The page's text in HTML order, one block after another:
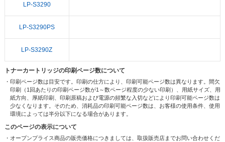
LP-S3290
LP-S3290PS
LP-S3290Z
トナーカートリッジの印刷ページ数について
・印刷ページ数は目安です。印刷の仕方により、印刷可能ページ数は異なります。間欠
印刷（1回あたりの印刷ページ数が1～数ページ程度の少ない印刷）、用紙サイズ、用
紙方向、厚紙印刷、印刷原稿および電源の頻繁な入切などにより印刷可能ページ数は
少なくなります。そのため、消耗品の印刷可能ページ数は、お客様の使用条件、使用
環境によっては半分以下になる場合があります。
このページの表示について
・オープンプライス商品の販売価格につきましては、取扱販売店までお問い合わせくだ